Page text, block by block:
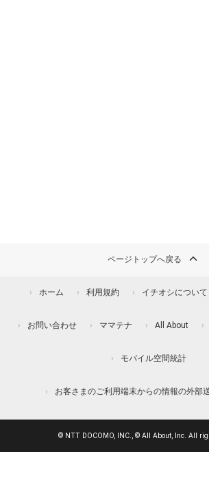
ページトップへ戻る
ホーム 利用規約 イチオシについて
お問い合わせ ママテナ All About
モバイル空間統計
お客さまのご利用端末からの情報の外部
© NTT DOCOMO, INC., © All About, Inc. All